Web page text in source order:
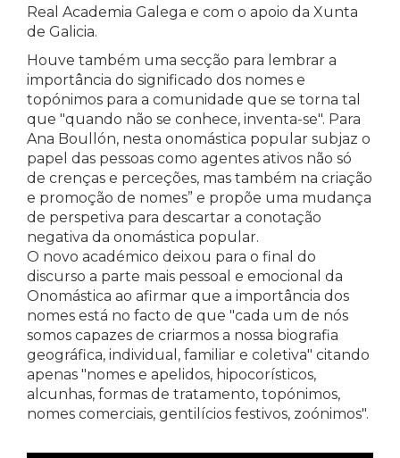
Real Academia Galega e com o apoio da Xunta
de Galicia.
Houve também uma secção para lembrar a
importância do significado dos nomes e
topónimos para a comunidade que se torna tal
que "quando não se conhece, inventa-se". Para
Ana Boullón, nesta onomástica popular subjaz o
papel das pessoas como agentes ativos não só
de crenças e perceções, mas também na criação
e promoção de nomes” e propõe uma mudança
de perspetiva para descartar a conotação
negativa da onomástica popular.
O novo académico deixou para o final do
discurso a parte mais pessoal e emocional da
Onomástica ao afirmar que a importância dos
nomes está no facto de que "cada um de nós
somos capazes de criarmos a nossa biografia
geográfica, individual, familiar e coletiva" citando
apenas "nomes e apelidos, hipocorísticos,
alcunhas, formas de tratamento, topónimos,
nomes comerciais, gentilícios festivos, zoónimos".